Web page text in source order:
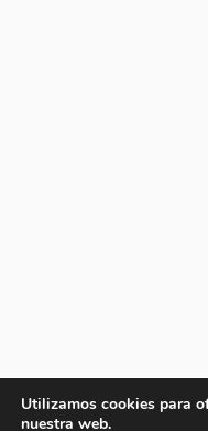
Utilizamos cookies para
nuestra web.